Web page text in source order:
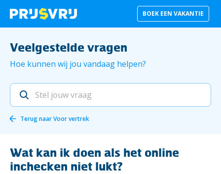
BOEK EEN VAKANTIE
Veelgestelde vragen
Hoe kunnen wij jou vandaag helpen?
Terug naarVoor vertrek
Wat kan ik doen als het online
inchecken niet lukt?